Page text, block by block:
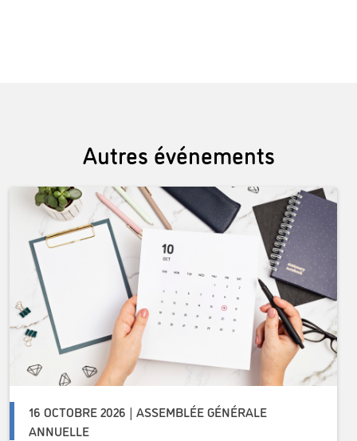
Autres événements
16 OCTOBRE 2026 | ASSEMBLÉE GÉNÉRALE
ANNUELLE